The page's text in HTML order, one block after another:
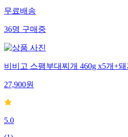
무료배송
36명구매중
비비고 스팸부대찌개 460g x5개+
27,900원
5.0